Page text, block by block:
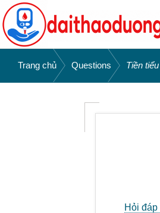
Bỏ
qua
primary
navigation
Skip
to
main
content
DAITHAODUONG.COM
bệnh
Trang chủ
Questions
Tiền
Hỏi